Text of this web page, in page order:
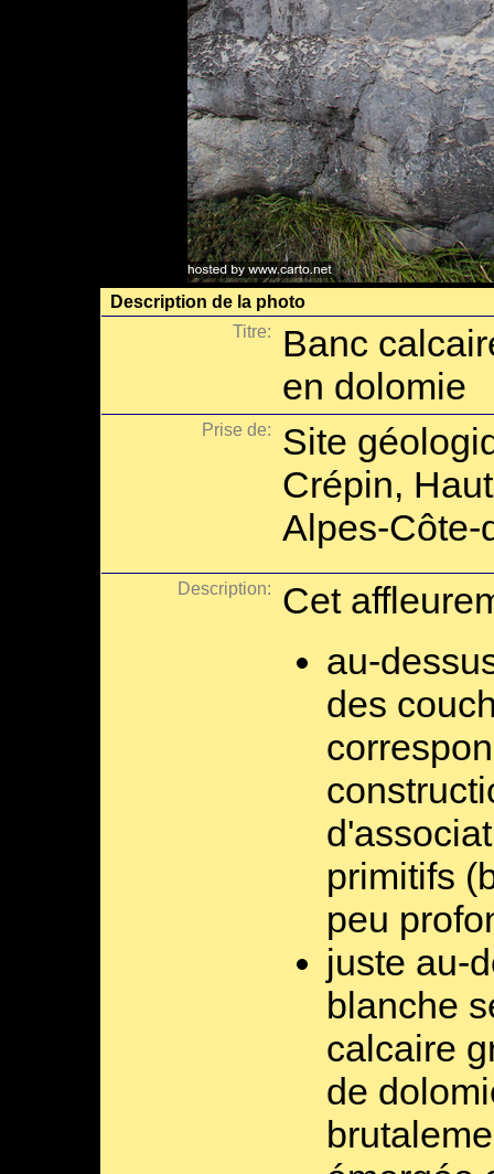
Description de la photo
Titre:
Banc
en dolomie
Prise de:
Site
Crépin,
Alpes-Côte-
Description:
Cet
au-
des
primitifs
peu
juste au-
blanche
calcaire
de